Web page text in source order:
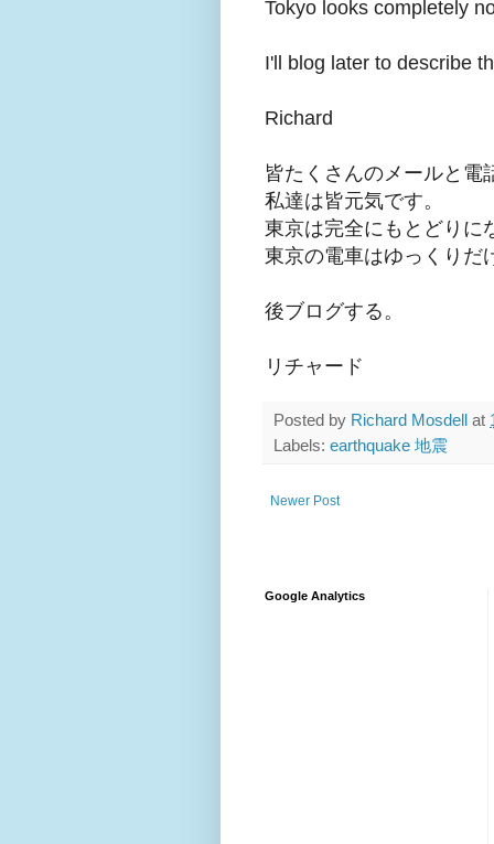
Tokyo looks completely
I'll blog later to describe
Richard
皆たくさんのメールと電
私達は皆元気です。
東京は完全にもとどりに
東京の電車はゆっくりだ
後ブログする。
リチャード
Posted by Richard Mosdell at
Labels: earthquake 地震
Newer Post
Google Analytics